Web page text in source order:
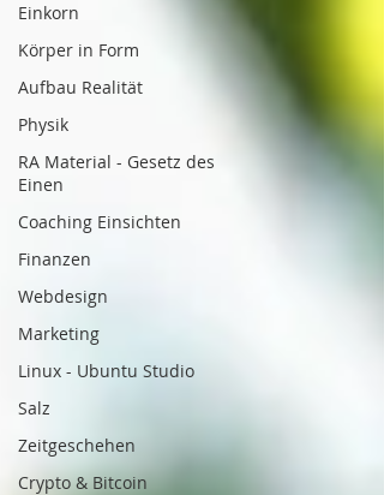
Einkorn
Körper in Form
Aufbau Realität
Physik
RA Material - Gesetz des
Einen
Coaching Einsichten
Finanzen
Webdesign
Marketing
Linux - Ubuntu Studio
Salz
Zeitgeschehen
Crypto & Bitcoin